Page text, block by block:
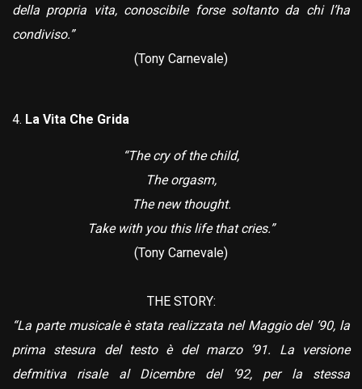
della propria vita, conoscibile forse soltanto da chi l’ha
condiviso.”
(Tony Carnevale)
La Vita Che Grida
“The cry of the child,
The orgasm,
The new thought.
Take with you this life that cries.”
(Tony Carnevale)
THE STORY:
“La parte musicale è stata realizzata nel Maggio del ’90, la
prima stesura del testo è del marzo ’91. La versione
defmitiva risale al Dicembre del ’92, per la stessa